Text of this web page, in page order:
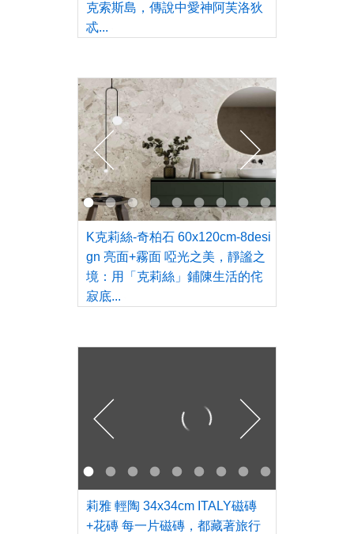
克索斯島，傳說中愛神阿芙洛狄
忒...
K克莉絲-奇柏石 60x120cm-8desi
gn 亮面+霧面 啞光之美，靜謐之
境：用「克莉絲」鋪陳生活的侘
寂底...
莉雅 輕陶 34x34cm ITALY磁磚
+花磚 每一片磁磚，都藏著旅行